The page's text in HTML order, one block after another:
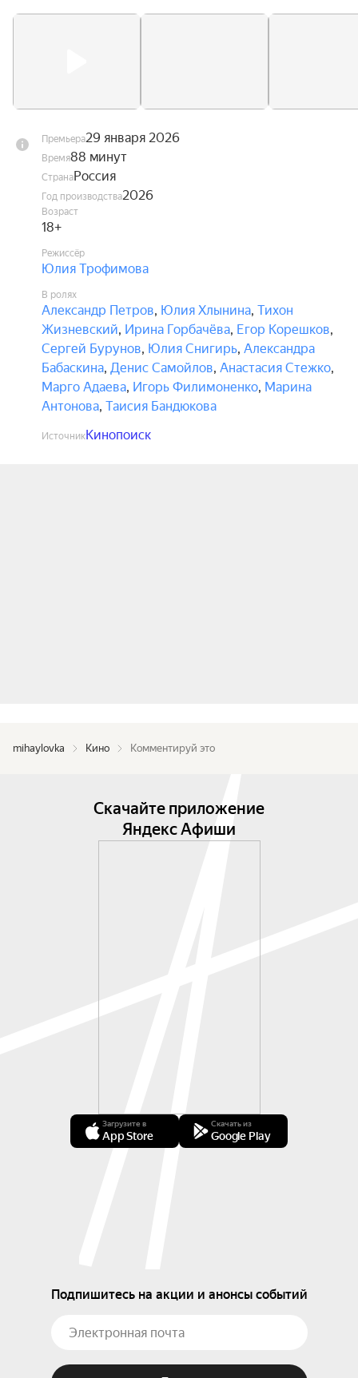
Премьера29 января 2026
Время88 минут
СтранаРоссия
Год производства2026
Возраст
18+
Режиссёр
Юлия Трофимова
В ролях
Александр Петров, Юлия Хлынина, Тихон
Жизневский, Ирина Горбачёва, Егор Корешков,
Сергей Бурунов, Юлия Снигирь, Александра
Бабаскина, Денис Самойлов, Анастасия Стежко,
Марго Адаева, Игорь Филимоненко, Марина
Антонова, Таисия Бандюкова
ИсточникКинопоиск
mihaylovka Кино Комментируй это
Скачайте приложение
Яндекс Афиши
Загрузите в
App Store
Скачать из
Google Play
Подпишитесь на акции и анонсы событий